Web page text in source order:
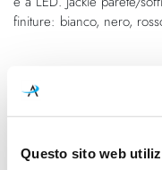
Questo sito web
finiture: bianco, nero,
Caratteristiche
P07702.000.0101